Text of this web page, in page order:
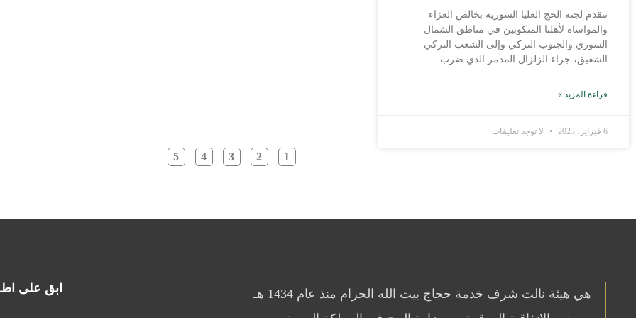
تتقدم لجنة الحج العليا السورية بخالص العزاء
والمواساة لأهلنا المنكوبين في مناطق الشمال
السوري والجنوب التركي وإلى الشعب التركي
الشقيق، جراء الزلزال المدمر الذي ضرب
قراءة المزيد »
6 فبراير، 2023 لا توجد تعليقات
1
2
3
4
5
هي هيئة نالت شرف خدمة حجاج بيت الله الحرام منذ عام 1434 هـ
ابق على